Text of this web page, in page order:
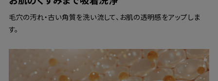
毛穴の汚れ・古い角質を洗い流して、お肌の透明感をアップしま
す。